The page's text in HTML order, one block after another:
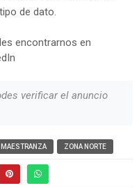
de dato.
encontrarnos en
verificar el anuncio
MAESTRANZA ZONA NORTE